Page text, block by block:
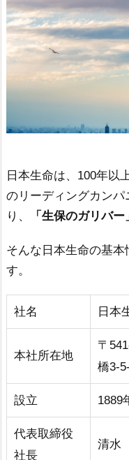
日本生命は、100年以
のリーディングカン
り、
「生保のガリバー
そんな日本生命の基本
す。
社名 日本
本社所在地
〒
橋3-
設立 1889
代表取締役
社長
清水